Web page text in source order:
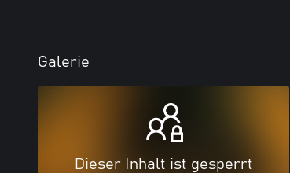
Galerie
Dieser Inhalt ist gesperrt